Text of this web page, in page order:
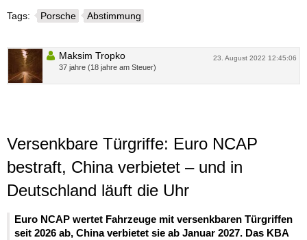
Tags: Porsche Abstimmung
23. August 2022 12:45:06
Maksim Tropko
37 jahre (18 jahre am Steuer)
Versenkbare Türgriffe: Euro NCAP
bestraft, China verbietet – und in
Deutschland läuft die Uhr
Euro NCAP wertet Fahrzeuge mit versenkbaren Türgriffen
seit 2026 ab, China verbietet sie ab Januar 2027. Das KBA